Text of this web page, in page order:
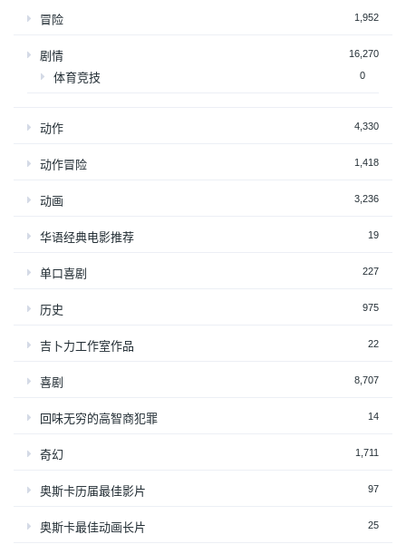
冒险 1,952
剧情 16,270
体育竞技 0
动作 4,330
动作冒险 1,418
动画 3,236
华语经典电影推荐 19
单口喜剧 227
历史 975
吉卜力工作室作品 22
喜剧 8,707
回味无穷的高智商犯罪 14
奇幻 1,711
奥斯卡历届最佳影片 97
奥斯卡最佳动画长片 25